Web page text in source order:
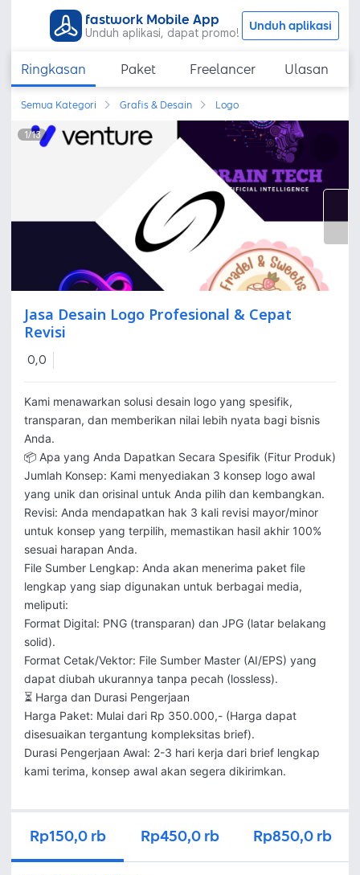
fastwork Mobile App
Unduh aplikasi, dapat promo! Unduh aplikasi
Ringkasan Paket Freelancer Ulasan
Semua Kategori Grafis & Desain Logo
1/13
Jasa Desain Logo Profesional & Cepat
Revisi
0,0
Kami menawarkan solusi desain logo yang spesifik,
transparan, dan memberikan nilai lebih nyata bagi bisnis
Anda.
📦 Apa yang Anda Dapatkan Secara Spesifik (Fitur Produk)
Jumlah Konsep: Kami menyediakan 3 konsep logo awal
yang unik dan orisinal untuk Anda pilih dan kembangkan.
Revisi: Anda mendapatkan hak 3 kali revisi mayor/minor
untuk konsep yang terpilih, memastikan hasil akhir 100%
sesuai harapan Anda.
File Sumber Lengkap: Anda akan menerima paket file
lengkap yang siap digunakan untuk berbagai media,
meliputi:
Format Digital: PNG (transparan) dan JPG (latar belakang
solid).
Format Cetak/Vektor: File Sumber Master (AI/EPS) yang
dapat diubah ukurannya tanpa pecah (lossless).
⏳ Harga dan Durasi Pengerjaan
Harga Paket: Mulai dari Rp 350.000,- (Harga dapat
disesuaikan tergantung kompleksitas brief).
Durasi Pengerjaan Awal: 2-3 hari kerja dari brief lengkap
kami terima, konsep awal akan segera dikirimkan.
Rp150,0 rb Rp450,0 rb Rp850,0 rb